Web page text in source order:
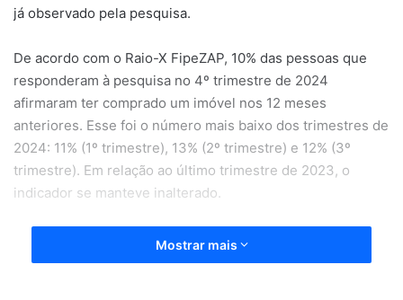
já observado pela pesquisa.
De acordo com o Raio-X FipeZAP, 10% das pessoas que
responderam à pesquisa no 4º trimestre de 2024
afirmaram ter comprado um imóvel nos 12 meses
anteriores. Esse foi o número mais baixo dos trimestres de
2024: 11% (1º trimestre), 13% (2º trimestre) e 12% (3º
trimestre). Em relação ao último trimestre de 2023, o
indicador se manteve inalterado.
Dos entrevistados que adquiriram uma casa, 64% disseram
que compraram para moradia, o maior número desde o 3º
Mostrar mais